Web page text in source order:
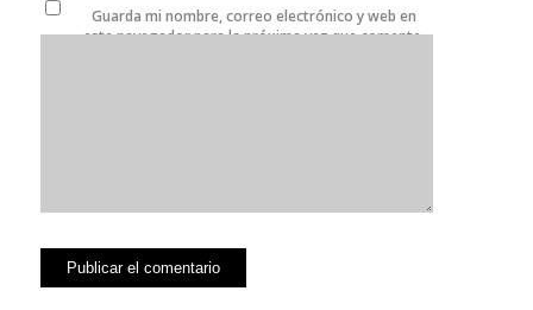
Guarda mi nombre, correo electrónico y web en
este navegador para la próxima vez que comente.